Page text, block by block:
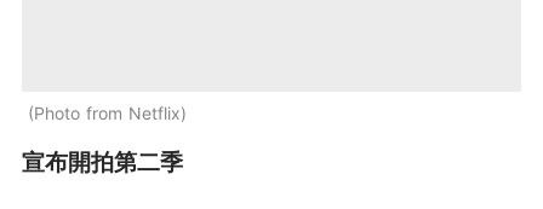
Photo from Netflix
宣布開拍第二季